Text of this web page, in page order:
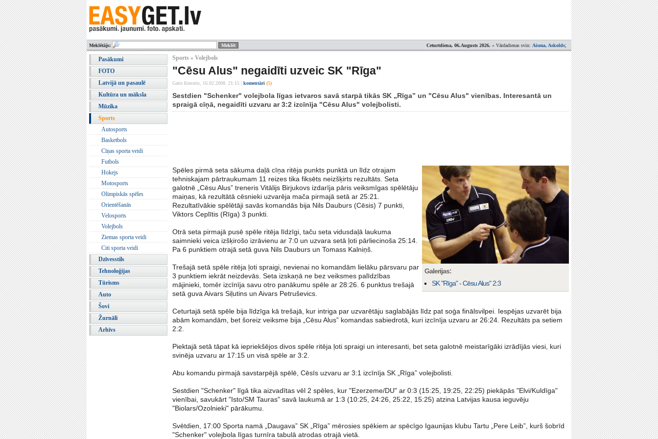
Ceturtdiena, 06.Augusts 2026. » Vārdadienas svin: Aisma, Askolds;
Meklētājs:
Pasākumi
FOTO
Latvijā un pasaulē
Kultūra un māksla
Mūzika
Sports
Autosports
Basketbols
Cīņas sporta veidi
Futbols
Hokejs
Motosports
Olimpiskās spēles
Orientēšanās
Velosports
Volejbols
Ziemas sporta veidi
Citi sporta veidi
Dzīvesstils
Tehnoloģijas
Tūrisms
Auto
Šovi
Žurnāli
Arhīvs
Sports » Volejbols
"Cēsu Alus" negaidīti uzveic SK "Rīga"
Gatis Kreceris, 16.02.2008. 21:15 komentāri (5)
Sestdien "Schenker" volejbola līgas ietvaros savā starpā tikās SK „Rīga” un "Cēsu Alus" vienības. Interesantā un
spraigā cīņā, negaidīti uzvaru ar 3:2 izcīnīja "Cēsu Alus" volejbolisti.
Galerijas:
SK "Rīga" - Cēsu Alus" 2:3
Spēles pirmā seta sākuma daļā cīņa ritēja punkts punktā un līdz otrajam
tehniskajam pārtraukumam 11 reizes tika fiksēts neizšķirts rezultāts. Seta
galotnē „Cēsu Alus” treneris Vitālijs Birjukovs izdarīja pāris veiksmīgas spēlētāju
maiņas, kā rezultātā cēsnieki uzvarēja mača pirmajā setā ar 25:21.
Rezultatīvākie spēlētāji savās komandās bija Nils Dauburs (Cēsis) 7 punkti,
Viktors Ceplītis (Rīga) 3 punkti.
Otrā seta pirmajā pusē spēle ritēja līdzīgi, taču seta vidusdaļā laukuma
saimnieki veica izšķirošo izrāvienu ar 7:0 un uzvara setā ļoti pārliecinoša 25:14.
Pa 6 punktiem otrajā setā guva Nils Dauburs un Tomass Kalniņš.
Trešajā setā spēle ritēja ļoti spraigi, nevienai no komandām lielāku pārsvaru par
3 punktiem iekrāt neizdevās. Seta izskaņā ne bez veiksmes palīdzības
mājinieki, tomēr izcīnīja savu otro panākumu spēle ar 28:26. 6 punktus trešajā
setā guva Aivars Siļutins un Aivars Petruševics.
Ceturtajā setā spēle bija līdzīga kā trešajā, kur intriga par uzvarētāju saglabājās līdz pat soģa finālsvilpei. Iespējas uzvarēt bija
abām komandām, bet šoreiz veiksme bija „Cēsu Alus” komandas sabiedrotā, kuri izcīnīja uzvaru ar 26:24. Rezultāts pa setiem
2:2.
Piektajā setā tāpat kā iepriekšējos divos spēle ritēja ļoti spraigi un interesanti, bet seta galotnē meistarīgāki izrādījās viesi, kuri
svinēja uzvaru ar 17:15 un visā spēle ar 3:2.
Abu komandu pirmajā savstarpējā spēlē, Cēsīs uzvaru ar 3:1 izcīnīja SK „Rīga” volejbolisti.
Sestdien "Schenker" līgā tika aizvadītas vēl 2 spēles, kur "Ezerzeme/DU" ar 0:3 (15:25, 19:25, 22:25) piekāpās "Elvi/Kuldīga"
vienībai, savukārt "Isto/SM Tauras" savā laukumā ar 1:3 (10:25, 24:26, 25:22, 15:25) atzina Latvijas kausa ieguvēju
"Biolars/Ozolnieki" pārākumu.
Svētdien, 17:00 Sporta namā „Daugava” SK „Rīga” mērosies spēkiem ar spēcīgo Igaunijas klubu Tartu „Pere Leib”, kurš šobrīd
"Schenker" volejbola līgas turnīra tabulā atrodas otrajā vietā.